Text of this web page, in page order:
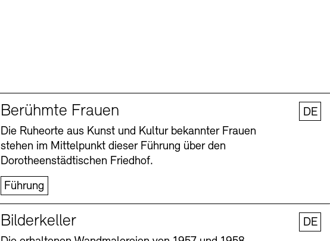
Berühmte Frauen
Die Ruheorte aus Kunst und Kultur bekannter Frauen
stehen im Mittelpunkt dieser Führung über den
Dorotheenstädtischen Friedhof.
Führung
DE
Bilderkeller
DE